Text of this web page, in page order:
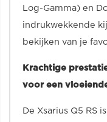
Log-Gamma) en
indrukwekkende
bekijken van je
Krachtige
voor een
De Xsarius Q5 RS